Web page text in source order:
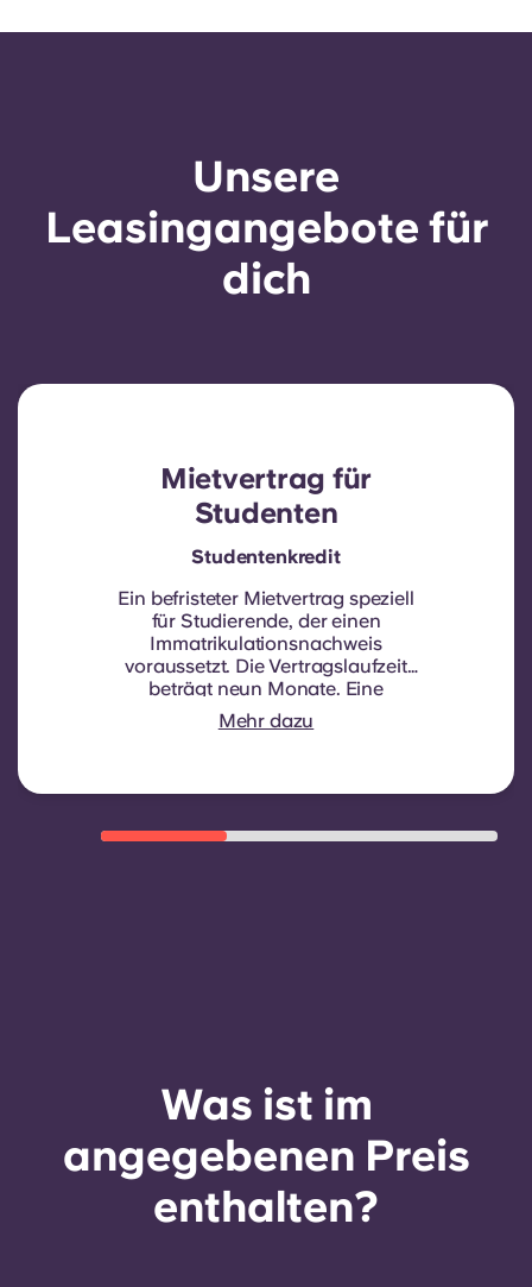
Unsere
Leasingangebote für
dich
Mietvertrag für
Studenten
Studentenkredit
Ein befristeter Mietvertrag speziell
für Studierende, der einen
Immatrikulationsnachweis
voraussetzt. Die Vertragslaufzeit
beträgt neun Monate. Eine
Verlängerung erfolgt nicht
automatisch, kann aber durch einen
wie eine gute Zahlungsmoral, ein
die Verfügbarkeit von Zimmern
Mehr dazu
Was ist im
angegebenen Preis
enthalten?